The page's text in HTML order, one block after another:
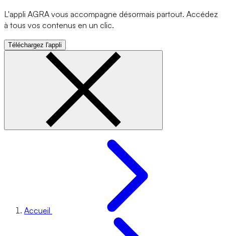
L'appli AGRA vous accompagne désormais partout. Accédez
à tous vos contenus en un clic.
Téléchargez l'appli
Accueil